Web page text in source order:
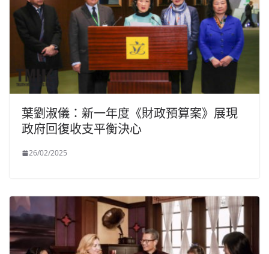
葉劉淑儀：新一年度《財政預算案》展現
政府回復收支平衡決心
26/02/2025